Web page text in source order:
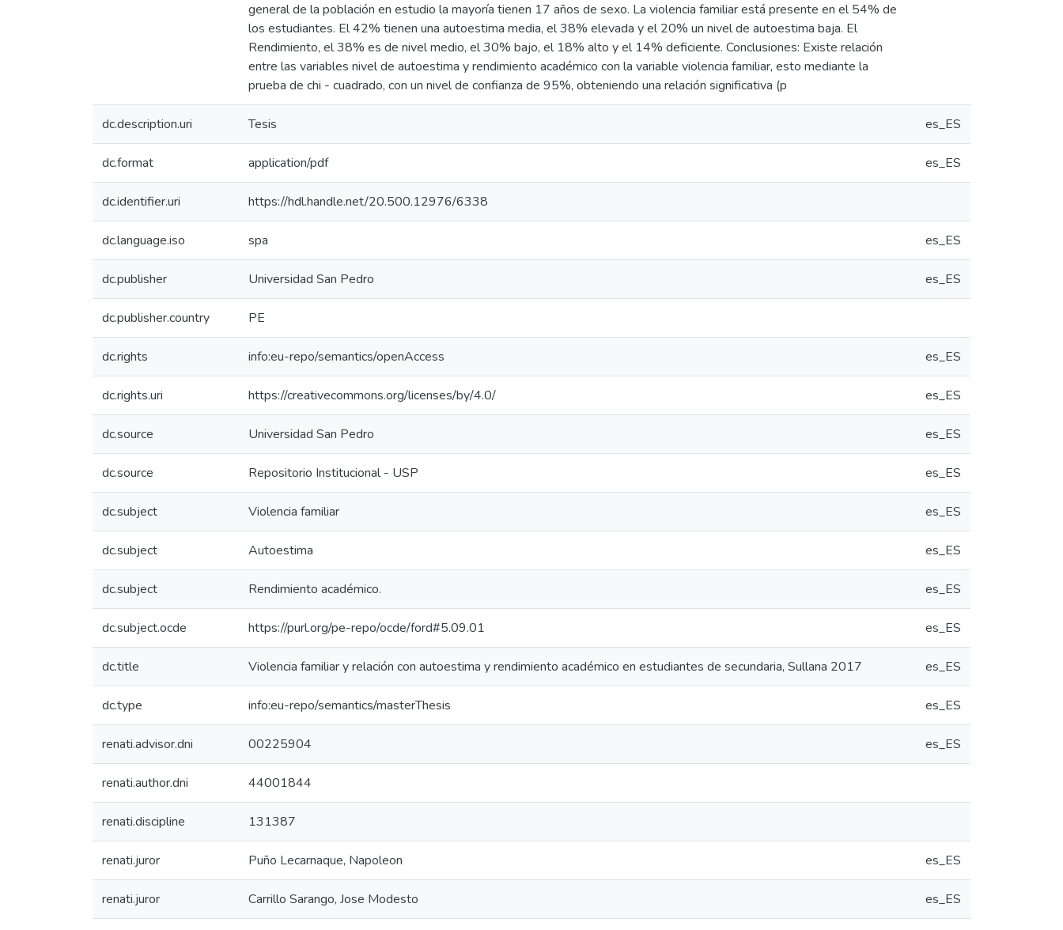
general de la población en estudio la mayoría tienen 17 años de sexo. La violencia familiar está presente en el 54% de
los estudiantes. El 42% tienen una autoestima media, el 38% elevada y el 20% un nivel de autoestima baja. El
Rendimiento, el 38% es de nivel medio, el 30% bajo, el 18% alto y el 14% deficiente. Conclusiones: Existe relación
entre las variables nivel de autoestima y rendimiento académico con la variable violencia familiar, esto mediante la
prueba de chi - cuadrado, con un nivel de confianza de 95%, obteniendo una relación significativa (p
dc.description.uri Tesis es_ES
dc.format application/pdf es_ES
dc.identifier.uri https://hdl.handle.net/20.500.12976/6338
dc.language.iso spa es_ES
dc.publisher Universidad San Pedro es_ES
dc.publisher.country PE
dc.rights info:eu-repo/semantics/openAccess es_ES
dc.rights.uri https://creativecommons.org/licenses/by/4.0/ es_ES
dc.source Universidad San Pedro es_ES
dc.source Repositorio Institucional - USP es_ES
dc.subject Violencia familiar es_ES
dc.subject Autoestima es_ES
dc.subject Rendimiento académico. es_ES
dc.subject.ocde https://purl.org/pe-repo/ocde/ford#5.09.01 es_ES
dc.title Violencia familiar y relación con autoestima y rendimiento académico en estudiantes de secundaria, Sullana 2017 es_ES
dc.type info:eu-repo/semantics/masterThesis es_ES
renati.advisor.dni 00225904 es_ES
renati.author.dni 44001844
renati.discipline 131387
renati.juror Puño Lecarnaque, Napoleon es_ES
renati.juror Carrillo Sarango, Jose Modesto es_ES